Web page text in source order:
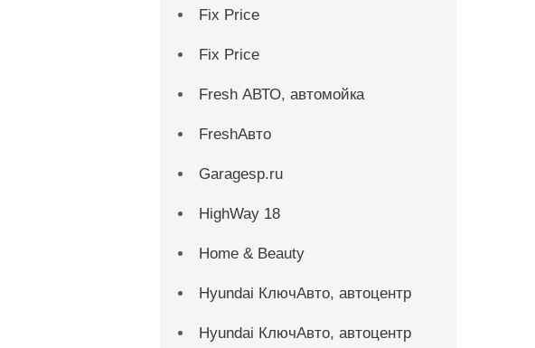
Fix Price
Fix Price
Fresh АВТО, автомойка
FreshАвто
Garagesp.ru
HighWay 18
Home & Beauty
Hyundai КлючАвто, автоцентр
Hyundai КлючАвто, автоцентр